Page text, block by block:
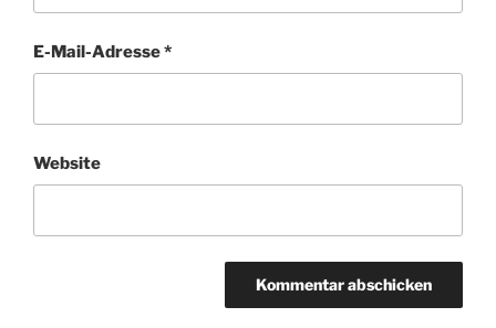
E-Mail-Adresse*
Website